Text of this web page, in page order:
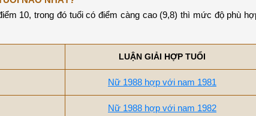
10, trong đó tuổi có điểm càng cao (9,8) thì mức độ phù
LUẬN GIẢI HỢP TUỔI
Nữ 1988 hợp với nam 1981
Nữ 1988 hợp với nam 1982